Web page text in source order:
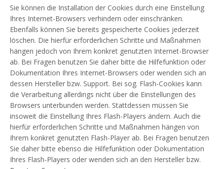
Sie können die Installation der Cookies durch eine Einstellung
Ihres Internet-Browsers verhindern oder einschränken.
Ebenfalls können Sie bereits gespeicherte Cookies jederzeit
löschen. Die hierfür erforderlichen Schritte und Maßnahmen
hängen jedoch von Ihrem konkret genutzten Internet-Browser
ab. Bei Fragen benutzen Sie daher bitte die Hilfefunktion oder
Dokumentation Ihres Internet-Browsers oder wenden sich an
dessen Hersteller bzw. Support. Bei sog. Flash-Cookies kann
die Verarbeitung allerdings nicht über die Einstellungen des
Browsers unterbunden werden. Stattdessen müssen Sie
insoweit die Einstellung Ihres Flash-Players ändern. Auch die
hierfür erforderlichen Schritte und Maßnahmen hängen von
Ihrem konkret genutzten Flash-Player ab. Bei Fragen benutzen
Sie daher bitte ebenso die Hilfefunktion oder Dokumentation
Ihres Flash-Players oder wenden sich an den Hersteller bzw.